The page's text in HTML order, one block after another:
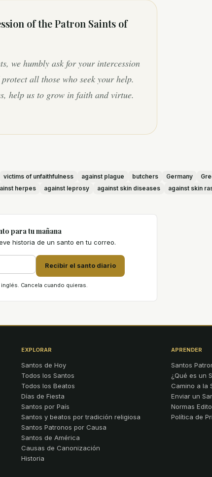
ofthe Patron Saints of
we humbly ask for your intercession
all those who seek your help.
help us to grow in faith and virtue.
victims of unfaithfulness against plague butchers Germany
herpes against leprosy against skin diseases against skin
para tu mañana
historia de un santo en tu correo.
Recibir el santo diario
Cancela cuando quieras.
EXPLORAR
Santos de Hoy
Todos los Santos
Todos los Beatos
Días de Fiesta
Santos por País
Santos y beatos por tradición religiosa
Santos Patronos por Causa
Santos de América
Causas de Canonización
Historia
APRENDER
Santos
¿Qué es un
Camino a la
Enviar un
Normas
Política de